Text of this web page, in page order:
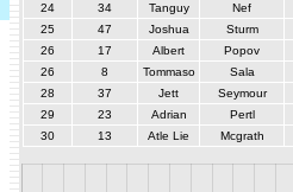
24
34 Tanguy
Nef
25
47 Joshua
Sturm
26
17 Albert
Popov
26
8 Tommaso
Sala
28
37 Jett
Seymour
29
23 Adrian
Pertl
30
13 Atle Lie Mcgrath